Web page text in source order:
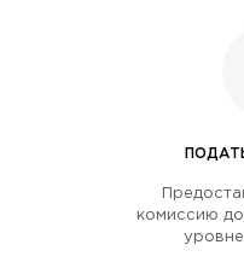
комиссию